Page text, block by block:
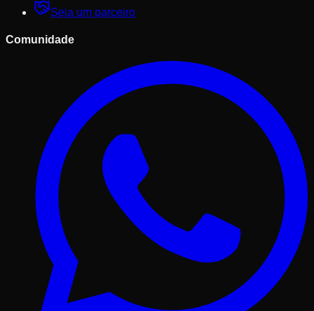
Seja um parceiro
Comunidade